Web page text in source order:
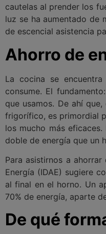
cautelas al prender los
luz se ha aumentado de
de escencial asistencia
Ahorro de
La cocina se
consume. El
que usamos. De ahí
frigorífico, es primordial
los mucho más
doble de energía que un
Para asistirnos a
Energía (IDAE) sugiere
al final en el horno. Un
70% de energía, aparte
De qué